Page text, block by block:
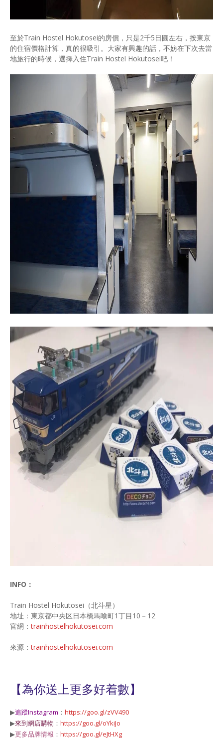
至於Train Hostel Hokutosei的房價，只是2千5日圓左右，按東京
的住宿價格計算，真的很吸引。大家有興趣的話，不妨在下次去當
地旅行的時候，選擇入住Train Hostel Hokutosei吧！
INFO：
Train Hostel Hokutosei（北斗星）
地址：東京都中央区日本橋馬喰町1丁目10－12
官網：trainhostelhokutosei.com
來源：trainhostelhokutosei.com
【為你送上更多好着數】
▶追蹤Instagram ： https://goo.gl/zVV490
▶來到網店購物 ： https://goo.gl/oYkiJo
▶更多品牌情報 ： https://goo.gl/eJtHXg